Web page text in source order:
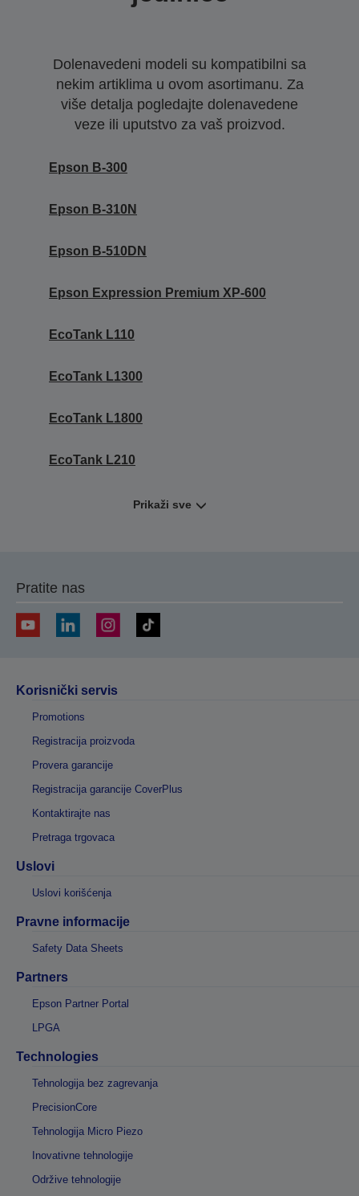
Dolenavedeni modeli su kompatibilni sa
nekim artiklima u ovom asortimanu. Za
više detalja pogledajte dolenavedene
veze ili uputstvo za vaš proizvod.
Epson B-300
Epson B-310N
Epson B-510DN
Epson Expression Premium XP-600
EcoTank L110
EcoTank L1300
EcoTank L1800
EcoTank L210
Prikaži sve
Pratite nas
Korisnički servis
Promotions
Registracija proizvoda
Provera garancije
Registracija garancije CoverPlus
Kontaktirajte nas
Pretraga trgovaca
Uslovi
Uslovi korišćenja
Pravne informacije
Safety Data Sheets
Partners
Epson Partner Portal
LPGA
Technologies
Tehnologija bez zagrevanja
PrecisionCore
Tehnologija Micro Piezo
Inovativne tehnologije
Održive tehnologije